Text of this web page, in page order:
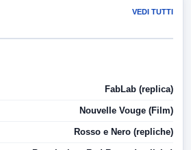
VEDI TUTTI
FabLab (replica)
Nouvelle Vouge (Film)
Rosso e Nero (repliche)